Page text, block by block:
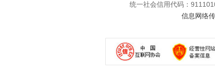
统一社会信用代码：
信息网络